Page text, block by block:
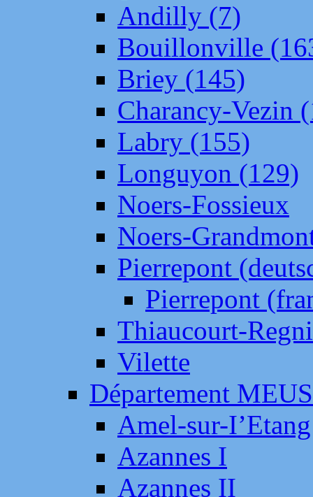
Andilly (7)
Bouillonville
Briey (145)
Charancy-Vezin
Labry (155)
Longuyon (129)
Noers-Fossieux
Noers-
Pierrepont
Pierrepont
Thiaucourt-
Vilette
Département
Amel-sur-
Azannes I
Azannes II